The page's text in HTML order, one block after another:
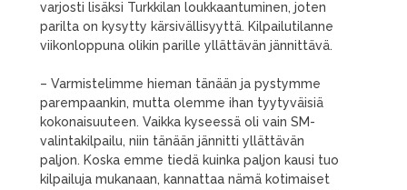
varjosti lisäksi Turkkilan loukkaantuminen, joten
parilta on kysytty kärsivällisyyttä. Kilpailutilanne
viikonloppuna olikin parille yllättävän jännittävä.
– Varmistelimme hieman tänään ja pystymme
parempaankin, mutta olemme ihan tyytyväisiä
kokonaisuuteen. Vaikka kyseessä oli vain SM-
valintakilpailu, niin tänään jännitti yllättävän
paljon. Koska emme tiedä kuinka paljon kausi tuo
kilpailuja mukanaan, kannattaa nämä kotimaiset